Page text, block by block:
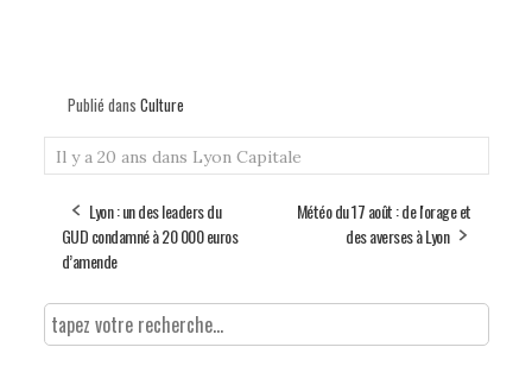
Publié dans Culture
Il y a 20 ans dans Lyon Capitale
Lyon : un des leaders du
GUD condamné à 20 000 euros
d’amende
Météo du 17 août : de l'orage et
des averses à Lyon